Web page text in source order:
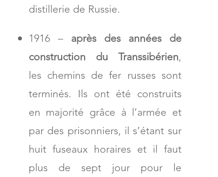
distillerie de Russie.
1916 – après des années de
construction du Transsibérien,
les chemins de fer russes sont
terminés. Ils ont été construits
en majorité grâce à l’armée et
par des prisonniers, il s’étant sur
huit fuseaux horaires et il faut
plus de sept jour pour le